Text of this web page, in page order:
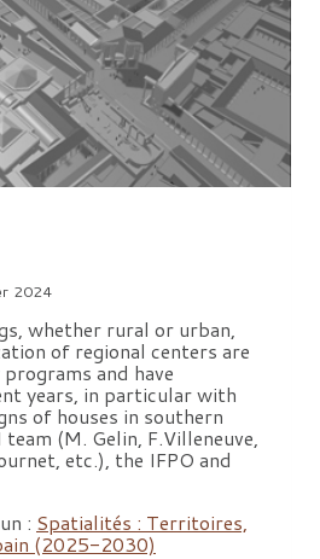
2024
whether rural or urban,
of regional centers are
and have
years, in particular with
of houses in southern
(M. Gelin, F.Villeneuve,
etc.), the IFPO and
: Spatialités : Territoires,
(2025-2030)